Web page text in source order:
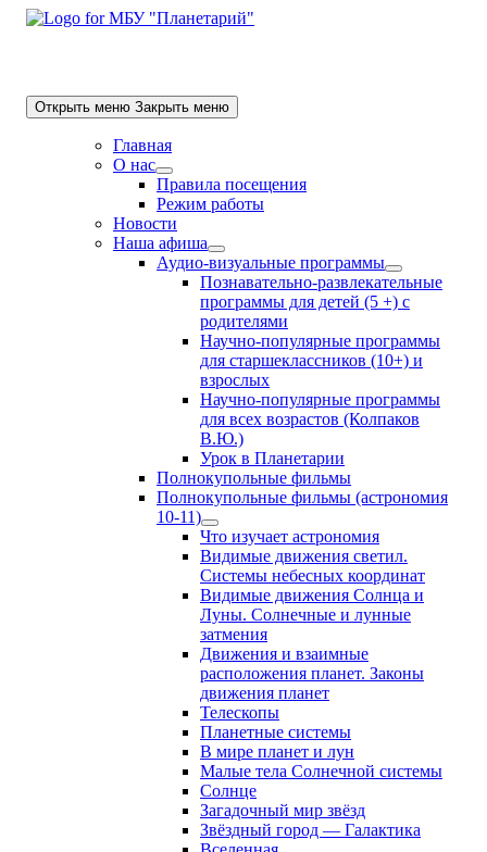
Skip
Открыть меню Закрыть меню
Главная
О нас
Show
sub
menu
Правила посещения
Режим работы
Новости
Наша афиша
Show
sub
menu
Аудио-визуальные программы
Show
sub
menu
Познавательно-развлекательные
программы для детей (5 +) с
родителями
Научно-популярные программы
для старшеклассников (10+) и
взрослых
Научно-популярные программы
для всех возрастов (Колпаков
В.Ю.)
Урок в Планетарии
Полнокупольные фильмы
Полнокупольные фильмы (астрономия
10-11)
Show
sub
menu
Что изучает астрономия
Видимые движения светил.
Системы небесных координат
Видимые движения Солнца и
Луны. Солнечные и лунные
затмения
Движения и взаимные
расположения планет. Законы
движения планет
Телескопы
Планетные системы
В мире планет и лун
Малые тела Солнечной системы
Солнце
Загадочный мир звёзд
Звёздный город — Галактика